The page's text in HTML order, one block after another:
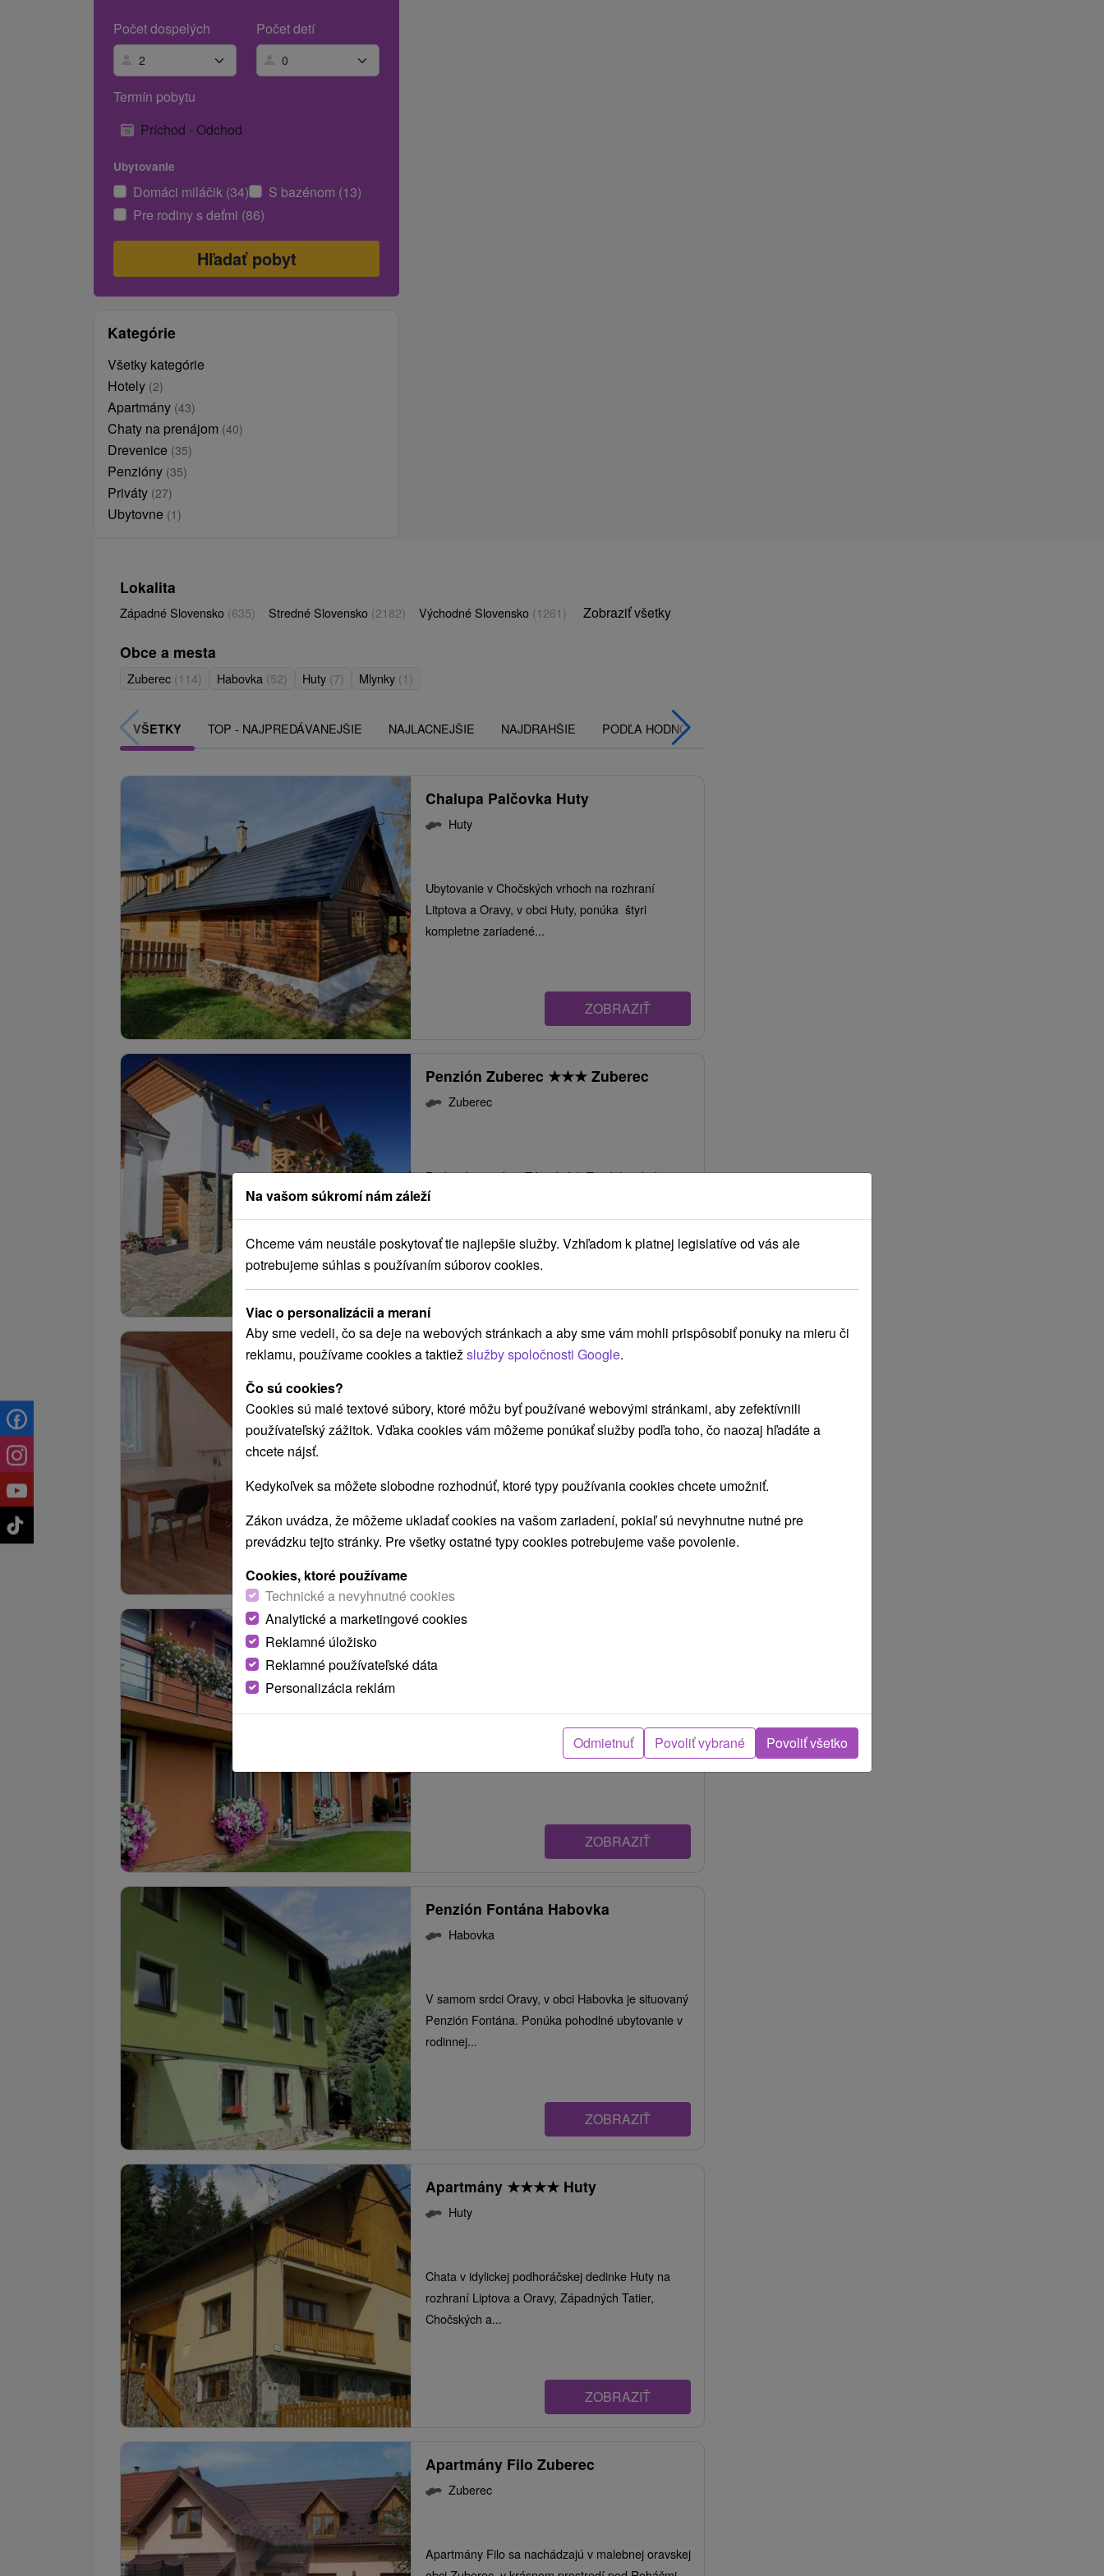
Počet dospelých
Počet detí
Termín pobytu
Príchod - Odchod
Ubytovanie
Domáci miláčik (34)
S bazénom (13)
Pre rodiny s deťmi (86)
Kategórie
Všetky kategórie
Hotely (2)
Apartmány (43)
Chaty na prenájom (40)
Drevenice (35)
Penzióny (35)
Priváty (27)
Ubytovne (1)
Lokalita
Západné Slovensko (635) Stredné Slovensko (2182) Východné Slovensko (1261) Zobraziť všetky
Obce a mesta
Zuberec (114) Habovka (52) Huty (7) Mlynky (1)
VŠETKY TOP - NAJPREDÁVANEJŠIE NAJLACNEJŠIE NAJDRAHŠIE PODĽA HODNOTENÍ
Chalupa Palčovka Huty
Huty
Ubytovanie v Chočských vrhoch na rozhraní
Litptova a Oravy, v obci Huty, ponúka štyri
kompletne zariadené...
ZOBRAZIŤ
Penzión Zuberec ★★★ Zuberec
Zuberec
Rodinný penzión v Západných Tatrách, v krásnej
malebnej obci pod Roháčmi, v Zuberci, ponúka...
ZOBRAZIŤ
Chata Mores Habovka
Chata Mores je situovaná v tichom prostredí na
krásnom prostredí...
Apartmánový dom Adriána Zuberec
Apartmánový dom Adriána sa nachádza v
Západných Tatrách, v obci Zuberec, v krásnom...
ZOBRAZIŤ
Penzión Fontána Habovka
Habovka
V samom srdci Oravy, v obci Habovka je situovaný
Penzión Fontána. Ponúka pohodlné ubytovanie v
rodinnej...
ZOBRAZIŤ
Apartmány ★★★★ Huty
Huty
Chata v idylickej podhoráčskej dedinke Huty na
rozhraní Liptova a Oravy, Západných Tatier,
Chočských a...
ZOBRAZIŤ
Apartmány Filo Zuberec
Zuberec
Apartmány Filo sa nachádzajú v malebnej oravskej
Na vašom súkromí nám záleží
Chceme vám neustále poskytovať tie najlepšie služby. Vzhľadom k platnej legislatíve od vás ale
potrebujeme súhlas s používaním súborov cookies.
Viac o personalizácii a meraní
Aby sme vedeli, čo sa deje na webových stránkach a aby sme vám mohli prispôsobiť ponuky na mieru či
reklamu, používame cookies a taktiež služby spoločnosti Google.
Čo sú cookies?
Cookies sú malé textové súbory, ktoré môžu byť používané webovými stránkami, aby zefektívnili
používateľský zážitok. Vďaka cookies vám môžeme ponúkať služby podľa toho, čo naozaj hľadáte a
chcete nájsť.
Kedykoľvek sa môžete slobodne rozhodnúť, ktoré typy používania cookies chcete umožniť.
Zákon uvádza, že môžeme ukladať cookies na vašom zariadení, pokiaľ sú nevyhnutne nutné pre
prevádzku tejto stránky. Pre všetky ostatné typy cookies potrebujeme vaše povolenie.
Cookies, ktoré používame
Technické a nevyhnutné cookies
Analytické a marketingové cookies
Reklamné úložisko
Reklamné používateľské dáta
Personalizácia reklám
Odmietnuť Povoliť vybrané Povoliť všetko